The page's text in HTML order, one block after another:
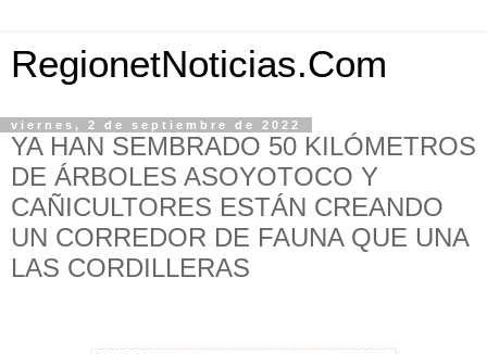
RegionetNoticias.Com
viernes, 2 de septiembre de 2022
YA HAN SEMBRADO 50 KILÓMETROS
DE ÁRBOLES ASOYOTOCO Y
CAÑICULTORES ESTÁN CREANDO
UN CORREDOR DE FAUNA QUE UNA
LAS CORDILLERAS